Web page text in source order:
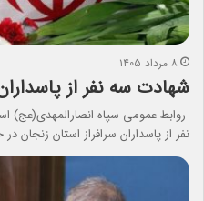
۸ مرداد ۱۴۰۵
شهادت سه نفر از
روابط عمومی سپاه انصارالمهدی(عج)
نفر از پاسداران سرافراز استان زنجان